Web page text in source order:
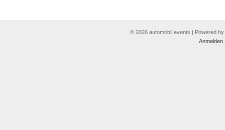
© 2026 automobil events | Powered by
Anmelden|